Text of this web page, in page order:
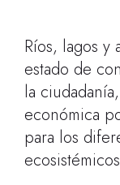
Ríos, lagos y
estado de
la
económica
para los